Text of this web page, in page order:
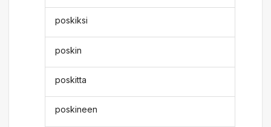
poskiksi
poskin
poskitta
poskineen